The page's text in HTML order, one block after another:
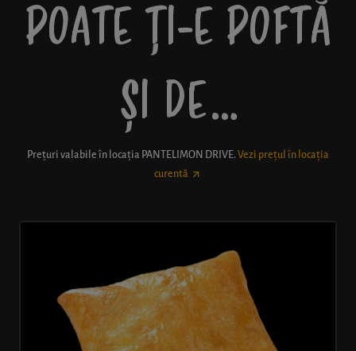
POATE ȚI-E POFTĂ
ȘI DE…
Prețuri valabile în locația PANTELIMON DRIVE. Vezi prețul în locația
curentă